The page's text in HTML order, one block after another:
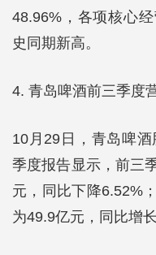
48.96%，各项核心
史同期新高。
4. 青岛啤酒前三季度
10月29日，青岛啤
季度报告显示，前三
元，同比下降6.52%
为49.9亿元，同比增